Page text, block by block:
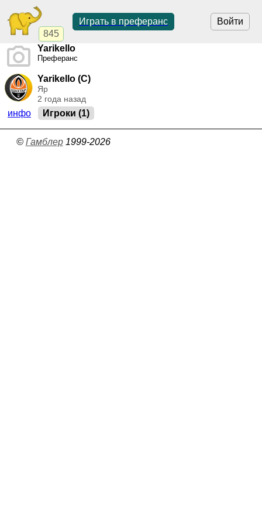
845
Войти
Играть в преферанс
Yarikello
Преферанс
Yarikello (C)
Яр
2 года назад
инфо Игроки (1)
© Гамблер1999-2026